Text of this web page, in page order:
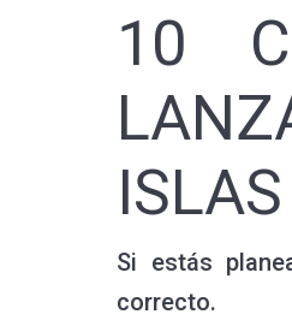
10
Si estás
correcto.